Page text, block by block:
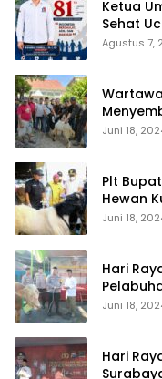
Ketua
Sehat
Agustus 7,
Juni 18,
Plt
Hewan
Juni 18,
Hari
Hewan
Juni 18,
Hari